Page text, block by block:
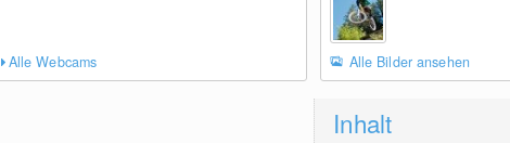
Alle Webcams Alle Bilder ansehen
Inhalt